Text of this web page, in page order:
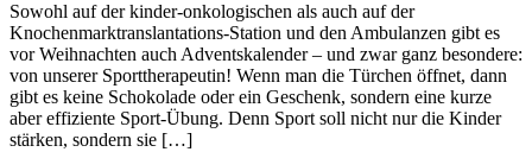
Sowohl auf der kinder-onkologischen als auch auf der
Knochenmarktranslantations-Station und den Ambulanzen gibt es
vor Weihnachten auch Adventskalender – und zwar ganz besondere:
von unserer Sporttherapeutin! Wenn man die Türchen öffnet, dann
gibt es keine Schokolade oder ein Geschenk, sondern eine kurze
aber effiziente Sport-Übung. Denn Sport soll nicht nur die Kinder
stärken, sondern sie […]